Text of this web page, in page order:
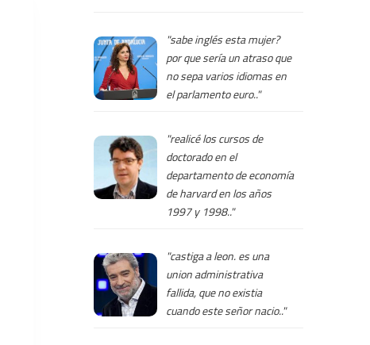
"sabe inglés esta mujer?
por que sería un atraso que
no sepa varios idiomas en
el parlamento euro.."
"realicé los cursos de
doctorado en el
departamento de economía
de harvard en los años
1997 y 1998.."
"castiga a leon. es una
union administrativa
fallida, que no existia
cuando este señor nacio.."